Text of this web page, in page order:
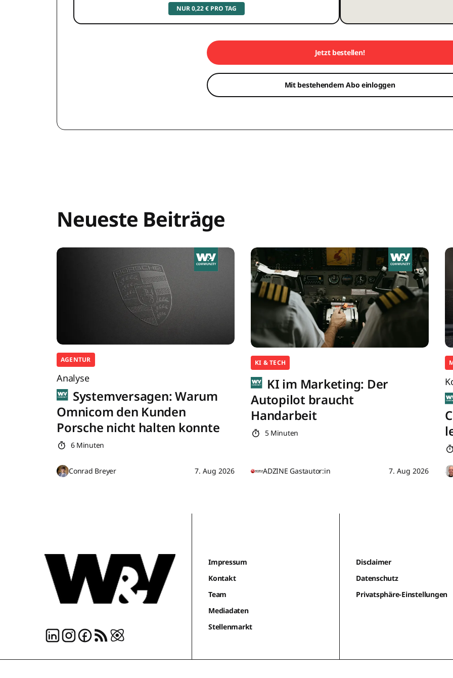
NUR 0,22 € PRO TAG
Jetzt bestellen!
Mit bestehendem Abo einloggen
Neueste Beiträge
AGENTUR
Analyse
Systemversagen: Warum
Omnicom den Kunden
Porsche nicht halten konnte
6 Minuten
Conrad Breyer 7. Aug 2026
KI & TECH
KI im Marketing: Der
Autopilot braucht
Handarbeit
5 Minuten
ADZINE Gastautor:in 7. Aug 2026
Impressum
Kontakt
Team
Mediadaten
Stellenmarkt
Disclaimer
Datenschutz
Privatsphäre-Einstellungen